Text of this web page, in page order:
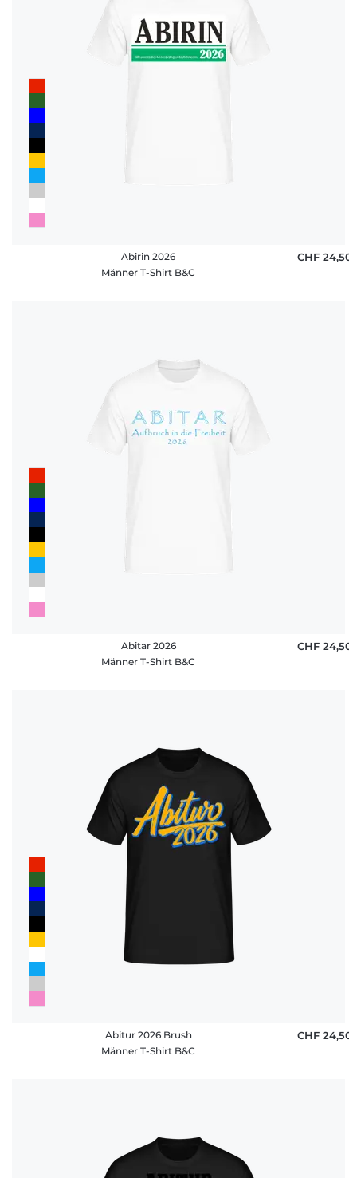
Abirin 2026
Männer T-Shirt B&C
CHF 24,50
Abitar 2026
Männer T-Shirt B&C
CHF 24,50
Abitur 2026 Brush
Männer T-Shirt B&C
CHF 24,50